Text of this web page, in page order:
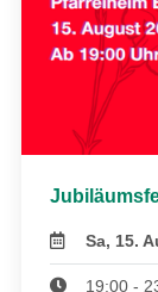
Sa, 15.
19:00 -